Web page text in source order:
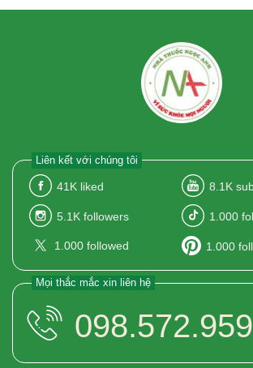
Liên kết với chúng tôi
41K liked 8.1K
5.1K followers 1.000
1.000 followed 1.000
Mọi thắc mắc xin liên hệ